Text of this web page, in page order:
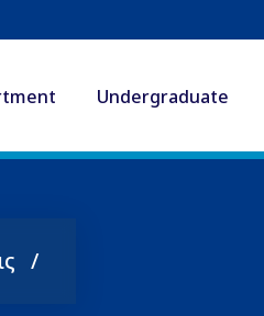
Undergraduate